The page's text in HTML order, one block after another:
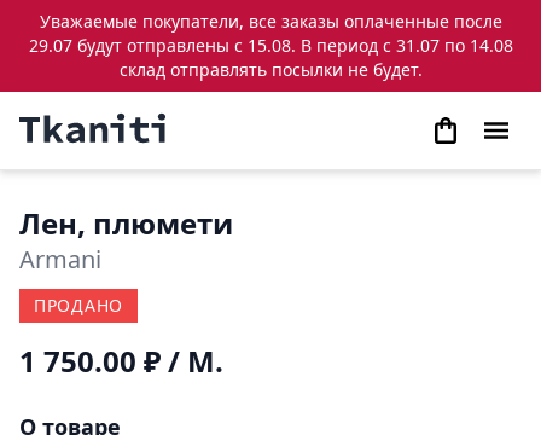
Уважаемые покупатели, все заказы оплаченные после
29.07 будут отправлены с 15.08. В период с 31.07 по 14.08
склад отправлять посылки не будет.
Лен, плюмети
Armani
ПРОДАНО
1 750.00 ₽/ М.
О товаре